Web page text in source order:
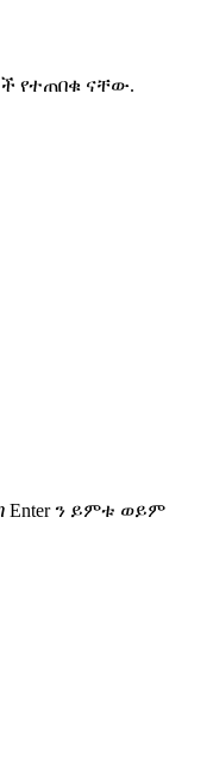
የተጠበቁ ናቸው.
Enter ን ይምቱ ወይም